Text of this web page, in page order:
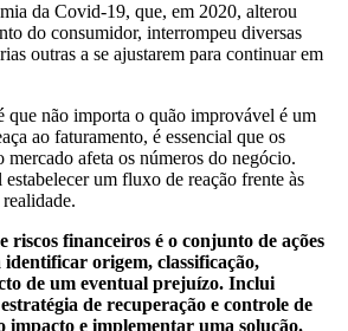
da Covid-19, que, em 2020, alterou
do consumidor, interrompeu diversas
outras a se ajustarem para continuar em
que não importa o quão improvável é um
ao faturamento, é essencial que os
mercado afeta os números do negócio.
um fluxo de reação frente às
riscos financeiros é o conjunto de ações
origem, classificação,
de um eventual prejuízo. Inclui
de recuperação e controle de
e implementar uma solução.